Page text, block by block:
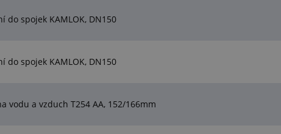
do spojek KAMLOK, DN150
do spojek KAMLOK, DN150
vodu a vzduch T254 AA, 152/166mm